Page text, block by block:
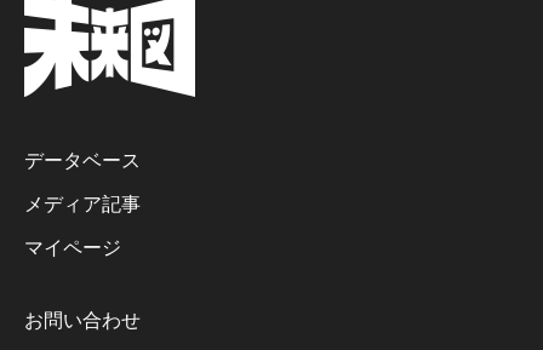
データベース
メディア記事
マイページ
お問い合わせ